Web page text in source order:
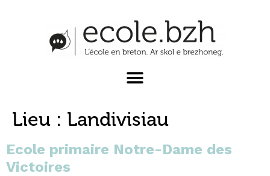
Lieu : Landivisiau
Ecole primaire Notre-Dame des
Victoires